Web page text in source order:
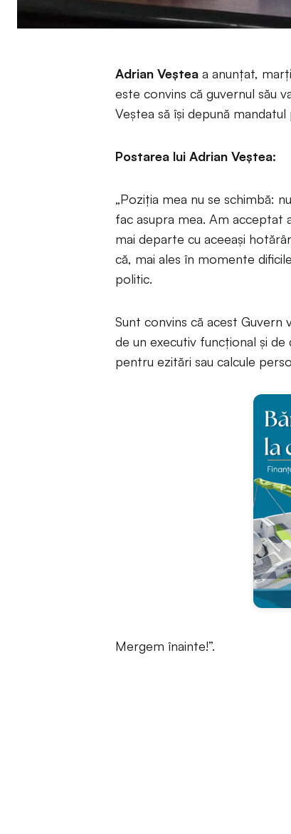
Adrian Veștea a anunțat,
este convins că guvernul său
Veștea să își depună
Postarea lui Adrian Veștea:
„Poziția mea nu se schimbă:
fac asupra mea. Am acceptat
mai departe cu aceeași
că, mai ales în momente
politic.
Sunt convins că acest Guvern
de un executiv funcțional și
pentru ezitări sau calcule
Mergem înainte!”.